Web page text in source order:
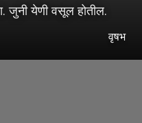
जुनी येणी वसूल होतील.
वृषभ